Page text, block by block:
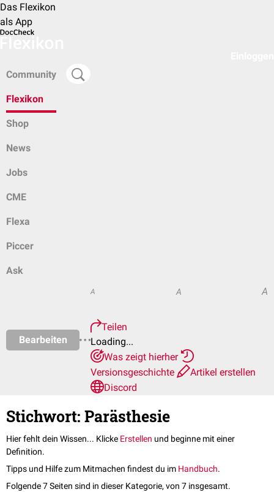
Das Flexikon
als App
Community
Flexikon
Shop
News
Jobs
CME
Flexa
Piccer
Ask
Bearbeiten
A A A
Teilen
Loading...
Was zeigt hierher
Versionsgeschichte
Artikel erstellen
Discord
Stichwort: Parästhesie
Hier fehlt dein Wissen... Klicke Erstellen und beginne mit einer
Definition.
Tipps und Hilfe zum Mitmachen findest du im Handbuch.
Folgende 7 Seiten sind in dieser Kategorie, von 7 insgesamt.